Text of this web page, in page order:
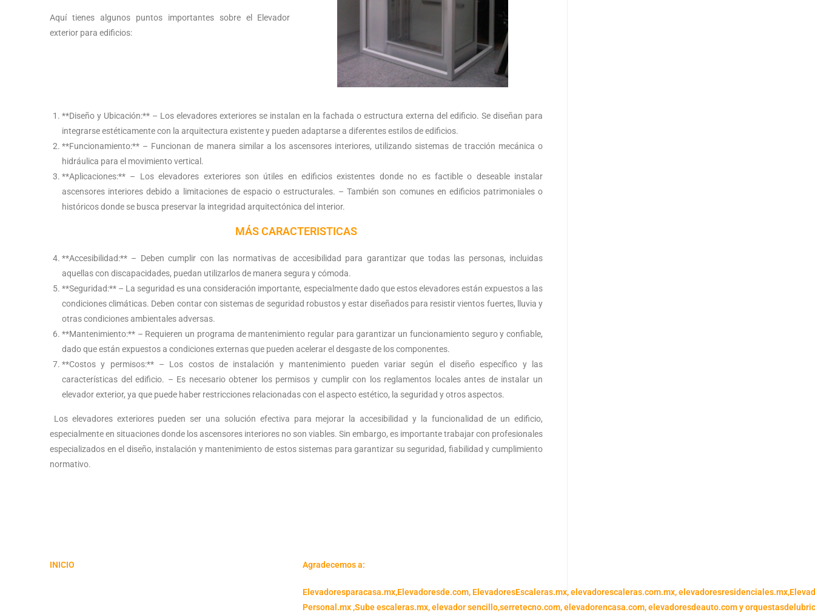
Aquí tienes algunos puntos importantes sobre el Elevador
exterior para edificios:
**Diseño y Ubicación:** – Los elevadores exteriores se instalan en la fachada o estructura externa del edificio. Se diseñan para
integrarse estéticamente con la arquitectura existente y pueden adaptarse a diferentes estilos de edificios.
**Funcionamiento:** – Funcionan de manera similar a los ascensores interiores, utilizando sistemas de tracción mecánica o
hidráulica para el movimiento vertical.
**Aplicaciones:** – Los elevadores exteriores son útiles en edificios existentes donde no es factible o deseable instalar
ascensores interiores debido a limitaciones de espacio o estructurales. – También son comunes en edificios patrimoniales o
históricos donde se busca preservar la integridad arquitectónica del interior.
MÁS CARACTERISTICAS
**Accesibilidad:** – Deben cumplir con las normativas de accesibilidad para garantizar que todas las personas, incluidas
aquellas con discapacidades, puedan utilizarlos de manera segura y cómoda.
**Seguridad:** – La seguridad es una consideración importante, especialmente dado que estos elevadores están expuestos a las
condiciones climáticas. Deben contar con sistemas de seguridad robustos y estar diseñados para resistir vientos fuertes, lluvia y
otras condiciones ambientales adversas.
**Mantenimiento:** – Requieren un programa de mantenimiento regular para garantizar un funcionamiento seguro y confiable,
dado que están expuestos a condiciones externas que pueden acelerar el desgaste de los componentes.
**Costos y permisos:** – Los costos de instalación y mantenimiento pueden variar según el diseño específico y las
características del edificio. – Es necesario obtener los permisos y cumplir con los reglamentos locales antes de instalar un
elevador exterior, ya que puede haber restricciones relacionadas con el aspecto estético, la seguridad y otros aspectos.
Los elevadores exteriores pueden ser una solución efectiva para mejorar la accesibilidad y la funcionalidad de un edificio,
especialmente en situaciones donde los ascensores interiores no son viables. Sin embargo, es importante trabajar con profesionales
especializados en el diseño, instalación y mantenimiento de estos sistemas para garantizar su seguridad, fiabilidad y cumplimiento
normativo.
INICIO Agradecemos a:
Elevadoresparacasa.mx,Elevadoresde.com, ElevadoresEscaleras.mx,elevadorescaleras.com.mx,elevadoresresidenciales.mx,
Personal.mx ,Sube escaleras.mx,elevador sencillo,serretecno.com, elevadorencasa.com, elevadoresdeauto.comy